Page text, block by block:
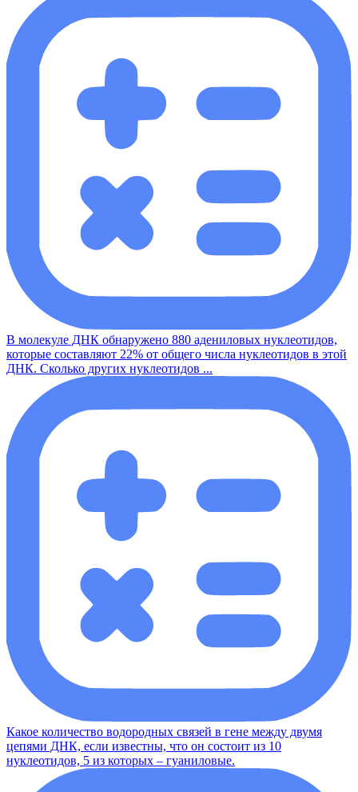
В молекуле ДНК обнаружено 880 адениловых нуклеотидов,
которые составляют 22% от общего числа нуклеотидов в этой
ДНК. Сколько других нуклеотидов ...
Какое количество водородных связей в гене между двумя
цепями ДНК, если известны, что он состоит из 10
нуклеотидов, 5 из которых – гуаниловые.